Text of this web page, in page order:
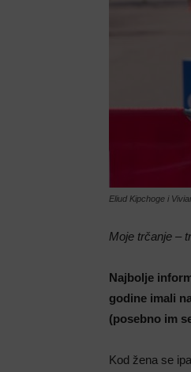
Eliud Kipchoge i
Moje trčanje –
Najbolje
godine imali
(posebno im
Kod žena se